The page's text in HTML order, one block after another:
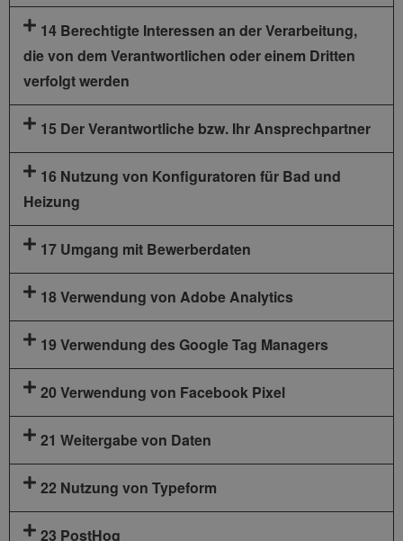
14 Berechtigte Interessen an der Verarbeitung,
die von dem Verantwortlichen oder einem Dritten
verfolgt werden
15 Der Verantwortliche bzw. Ihr Ansprechpartner
16 Nutzung von Konfiguratoren für Bad und
Heizung
17 Umgang mit Bewerberdaten
18 Verwendung von Adobe Analytics
19 Verwendung des Google Tag Managers
20 Verwendung von Facebook Pixel
21 Weitergabe von Daten
22 Nutzung von Typeform
23 PostHog